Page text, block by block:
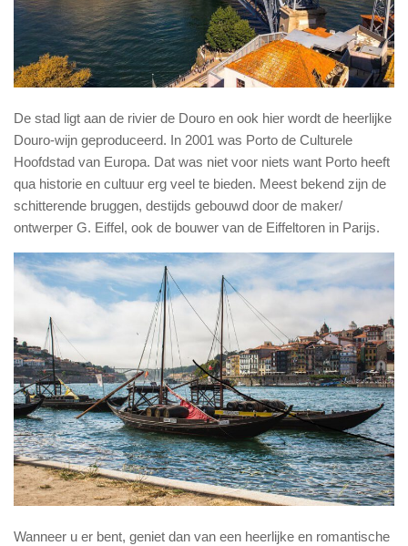
De stad ligt aan de rivier de Douro en ook hier wordt de heerlijke
Douro-wijn geproduceerd. In 2001 was Porto de Culturele
Hoofdstad van Europa. Dat was niet voor niets want Porto heeft
qua historie en cultuur erg veel te bieden. Meest bekend zijn de
schitterende bruggen, destijds gebouwd door de maker/
ontwerper G. Eiffel, ook de bouwer van de Eiffeltoren in Parijs.
Wanneer u er bent, geniet dan van een heerlijke en romantische